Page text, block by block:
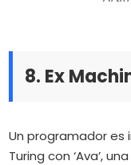
8. Ex
Un programador
Turing con ‘Ava’,